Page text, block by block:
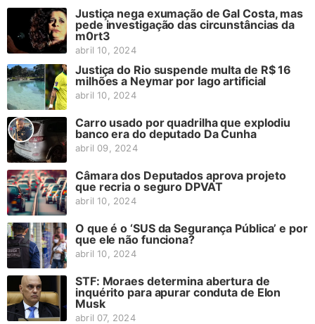
Justiça nega exumação de Gal Costa, mas
pede investigação das circunstâncias da
m0rt3
abril 10, 2024
Justiça do Rio suspende multa de R$ 16
milhões a Neymar por lago artificial
abril 10, 2024
Carro usado por quadrilha que explodiu
banco era do deputado Da Cunha
abril 09, 2024
Câmara dos Deputados aprova projeto
que recria o seguro DPVAT
abril 10, 2024
O que é o ‘SUS da Segurança Pública’ e por
que ele não funciona?
abril 10, 2024
STF: Moraes determina abertura de
inquérito para apurar conduta de Elon
Musk
abril 07, 2024